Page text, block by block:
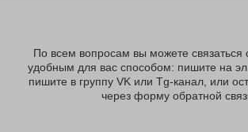
По всем вопросам вы можете
удобным для вас способом: пишите на
пишите в группу VK или Tg-канал, или
через форму обратной